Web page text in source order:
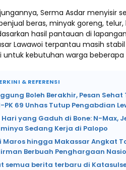
Serma Asdar menyisir
beras, minyak goreng,
hasil pantauan di
Lawawoi terpantau masih
untuk kebutuhan warga beberapa
& REFERENSI
Boleh Berakhir, Pesan
PK 69 Unhas Tutup Pengabdian
Hari yang Gaduh di Bone: N-Max,
Sedang Kerja di Palopo
Maros hingga Makassar Angkat
Berbuah Penghargaan
semua berita terbaru di